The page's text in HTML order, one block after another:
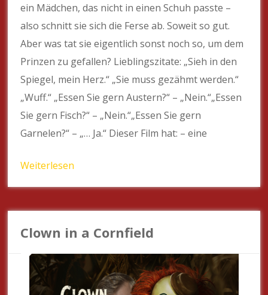
ein Mädchen, das nicht in einen Schuh passte –
also schnitt sie sich die Ferse ab. Soweit so gut.
Aber was tat sie eigentlich sonst noch so, um dem
Prinzen zu gefallen? Lieblingszitate: „Sieh in den
Spiegel, mein Herz.“ „Sie muss gezähmt werden.“
„Wuff.“ „Essen Sie gern Austern?“ – „Nein.“„Essen
Sie gern Fisch?“ – „Nein.“„Essen Sie gern
Garnelen?“ – „… Ja.“ Dieser Film hat: – eine
Weiterlesen
Clown in a Cornfield